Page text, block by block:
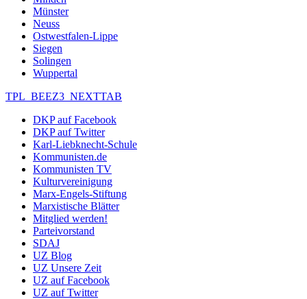
Münster
Neuss
Ostwestfalen-Lippe
Siegen
Solingen
Wuppertal
TPL_BEEZ3_NEXTTAB
DKP auf Facebook
DKP auf Twitter
Karl-Liebknecht-Schule
Kommunisten.de
Kommunisten TV
Kulturvereinigung
Marx-Engels-Stiftung
Marxistische Blätter
Mitglied werden!
Parteivorstand
SDAJ
UZ Blog
UZ Unsere Zeit
UZ auf Facebook
UZ auf Twitter